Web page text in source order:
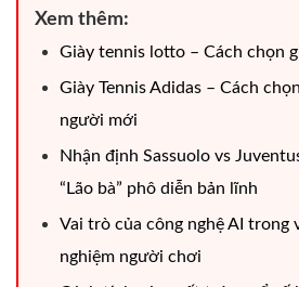
Xem thêm:
Giày tennis lotto – Cách chọn
Giày Tennis Adidas – Cách
người mới
Nhận định Sassuolo vs
“Lão bà” phô diễn bản lĩnh
Vai trò của công nghệ AI trong
nghiệm người chơi